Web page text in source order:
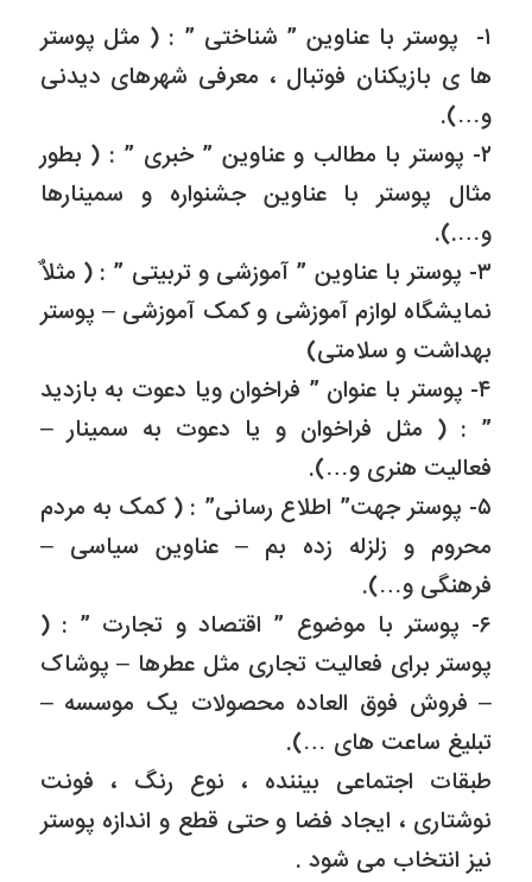
۱- پوستر با عناوین ” شناختی ” : ( مثل پوستر
ها ی بازیکنان فوتبال ، معرفی شهرهای دیدنی
و…).
۲- پوستر با مطالب و عناوین ” خبری ” : ( بطور
مثال پوستر با عناوین جشنواره و سمینارها
و….).
۳- پوستر با عناوین ” آموزشی و تربیتی ” : ( مثلاٌ
نمایشگاه لوازم آموزشی و کمک آموزشی – پوستر
بهداشت و سلامتی)
۴- پوستر با عنوان ” فراخوان ویا دعوت به بازدید
” : ( مثل فراخوان و یا دعوت به سمینار –
فعالیت هنری و…).
۵- پوستر جهت” اطلاع رسانی” : ( کمک به مردم
محروم و زلزله زده بم – عناوین سیاسی –
فرهنگی و…).
۶- پوستر با موضوع ” اقتصاد و تجارت ” : (
پوستر برای فعالیت تجاری مثل عطرها – پوشاک
– فروش فوق العاده محصولات یک موسسه –
تبلیغ ساعت های …).
طبقات اجتماعی بیننده ، نوع رنگ ، فونت
نوشتاری ، ایجاد فضا و حتی قطع و اندازه پوستر
نیز انتخاب می شود .